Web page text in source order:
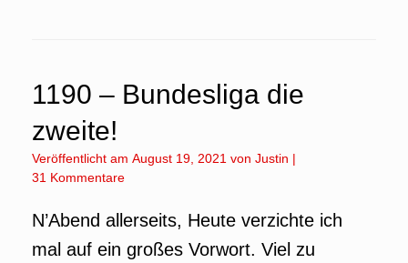
1190 – Bundesliga die
zweite!
Veröffentlicht am August 19, 2021 von Justin |
31 Kommentare
N’Abend allerseits, Heute verzichte ich
mal auf ein großes Vorwort. Viel zu